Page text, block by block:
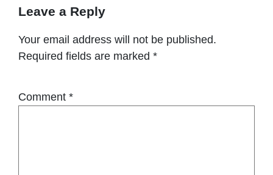
Leave a Reply
Your email address will not be published.
Required fields are marked *
Comment *